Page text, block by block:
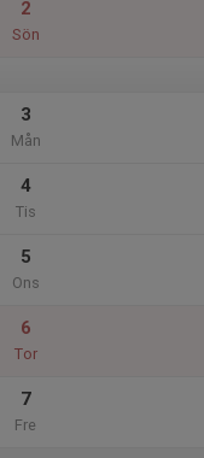
2
Sön
3
Mån
4
Tis
5
Ons
6
Tor
7
Fre